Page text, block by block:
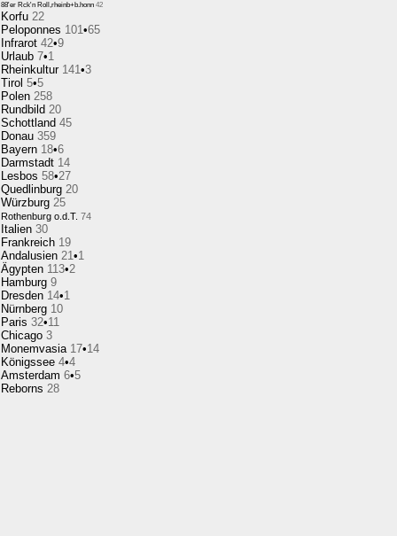
88'er Rck'n Roll,rheinb+b.honn 42
Korfu 22
Peloponnes 101•65
Infrarot 42•9
Urlaub 7•1
Rheinkultur 141•3
Tirol 5•5
Polen 258
Rundbild 20
Schottland 45
Donau 359
Bayern 18•6
Darmstadt 14
Lesbos 58•27
Quedlinburg 20
Würzburg 25
Rothenburg o.d.T. 74
Italien 30
Frankreich 19
Andalusien 21•1
Ägypten 113•2
Hamburg 9
Dresden 14•1
Nürnberg 10
Paris 32•11
Chicago 3
Monemvasia 17•14
Königssee 4•4
Amsterdam 6•5
Reborns 28